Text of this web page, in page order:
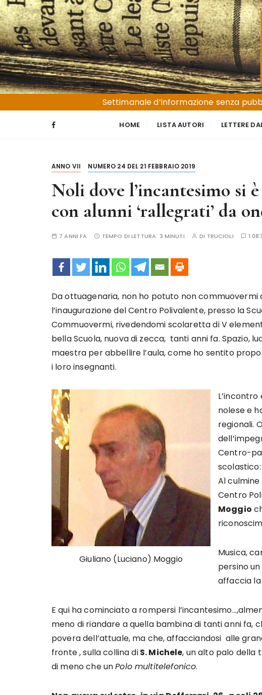
S
a
l
t
a
a
l
c
Trucioli
Liguria e Basso Piemonte
Settimanale d’informazione senza
HOME LISTA AUTORI LETTERE
ANNO VII NUMERO 24 DEL 21 FEBBRAIO 2019
Noli dove l’incantesimo si
con alunni ‘rallegrati’ da
7 ANNI FA TEMPO DI LETTURA: 3 MINUTI DI TRUCIOLI
Da ottuagenaria, non ho potuto non
l’inaugurazione del Centro Polivalente, presso la
Commuovermi, rivedendomi scolaretta di V
bella Scuola, nuova di zecca, tanti anni fa. Spazio,
maestra per abbellire l’aula, come ho sentito
i loro insegnanti.
Giuliano (Luciano) Moggio
nolese e
regionali.
Centro-
Al culmine
Centro
Moggio
Musica,
persino
affaccia la
E qui ha cominciato a rompersi
meno di riandare a quella bambina di tanti anni fa,
povera dell’attuale, ma che, affacciandosi alle
fronte , sulla collina diS. Michele, un alto palo della
di meno che unPolo multitelefonico.